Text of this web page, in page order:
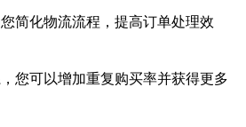
简化物流流程，提高订单处理效
您可以增加重复购买率并获得更多